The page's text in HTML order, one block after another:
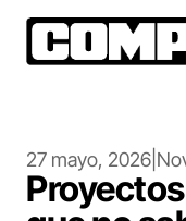
27 mayo, 2026